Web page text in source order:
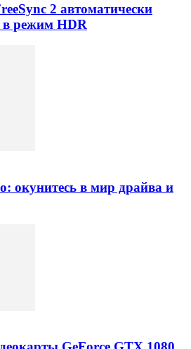
2 автоматически
в режим HDR
окунитесь в мир драйва и